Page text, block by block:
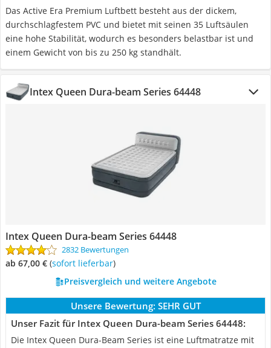
Das Active Era Premium Luftbett besteht aus der dickem,
durchschlagfestem PVC und bietet mit seinen 35 Luftsäulen
eine hohe Stabilität, wodurch es besonders belastbar ist und
einem Gewicht von bis zu 250 kg standhält.
Intex Queen Dura-beam Series 64448
Intex Queen Dura-beam Series 64448
2832 Bewertungen
ab 67,00 € ( Sofort lieferbar)
Preisvergleich und weitere Angebote
Unsere Bewertung: SEHR GUT
Unser Fazit für Intex Queen Dura-beam Series 64448:
Die Intex Queen Dura-Beam Series ist eine Luftmatratze mit